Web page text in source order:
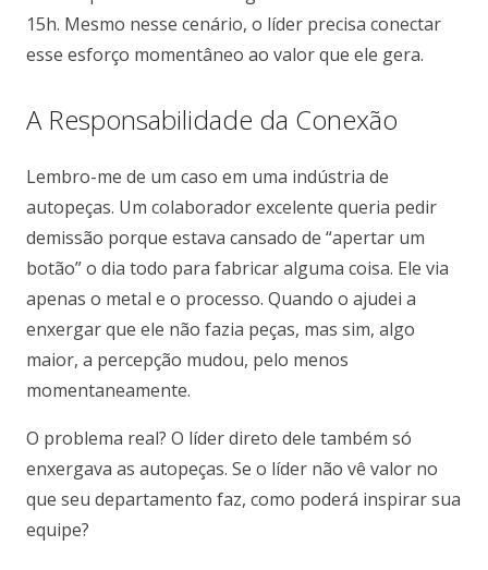
15h. Mesmo nesse cenário, o líder precisa conectar
esse esforço momentâneo ao valor que ele gera.
A Responsabilidade da Conexão
Lembro-me de um caso em uma indústria de
autopeças. Um colaborador excelente queria pedir
demissão porque estava cansado de “apertar um
botão” o dia todo para fabricar alguma coisa. Ele via
apenas o metal e o processo. Quando o ajudei a
enxergar que ele não fazia peças, mas sim, algo
maior, a percepção mudou, pelo menos
momentaneamente.
O problema real? O líder direto dele também só
enxergava as autopeças. Se o líder não vê valor no
que seu departamento faz, como poderá inspirar sua
equipe?